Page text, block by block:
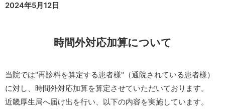
2024年5月12日
時間外対応加算について
当院では"再診料を算定する患者様"（通院されている患者様）
に対し、時間外対応加算を算定させていただいております。
近畿厚生局へ届け出を行い、以下の内容を実施しています。